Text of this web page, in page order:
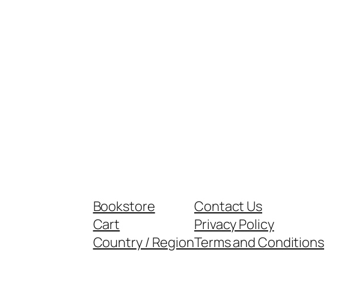
Bookstore
Cart
Country / Region
Contact Us
Privacy Policy
Terms and Conditions